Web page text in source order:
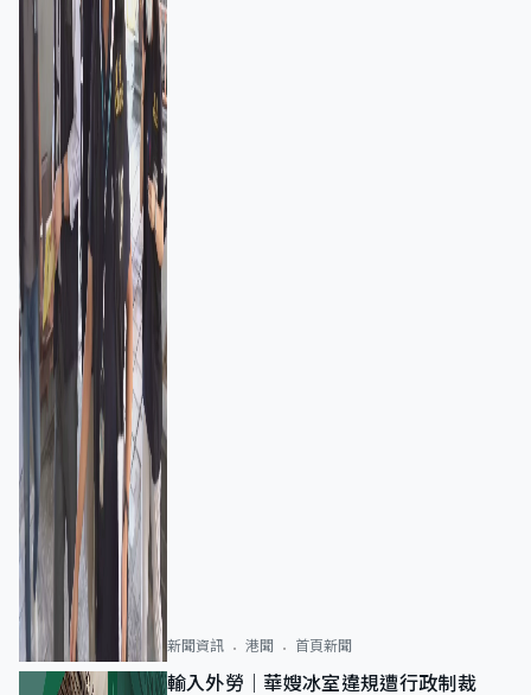
新聞資訊 港聞 首頁新聞
輸入外勞｜華嫂冰室違規遭行政制裁